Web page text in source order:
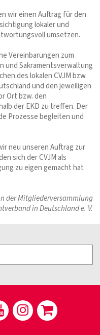
wir einen Auftrag für den
lokaler und
umsetzen.
Vereinbarungen zum
und Sakramentsverwaltung
des lokalen CVJM bzw.
und den jeweiligen
Ort bzw. den
der EKD zu treffen. Der
Prozesse begleiten und
neu unseren Auftrag zur
sich der CVJM als
zu eigen gemacht hat
der Mitgliederversammlung
in Deutschland e. V.